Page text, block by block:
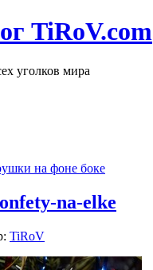
TiRoV.com
уголков мира
на фоне боке
na-elke
TiRoV